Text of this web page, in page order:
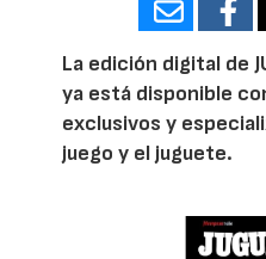
La edición digital de
ya está disponible
exclusivos y
juego y el juguete.